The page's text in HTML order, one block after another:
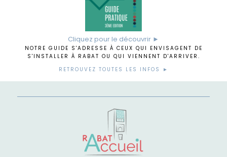
Cliquez pour le découvrir ►
NOTRE GUIDE S'ADRESSE À CEUX QUI ENVISAGENT DE
S'INSTALLER À RABAT OU QUI VIENNENT D'ARRIVER.
RETROUVEZ TOUTES LES INFOS ►